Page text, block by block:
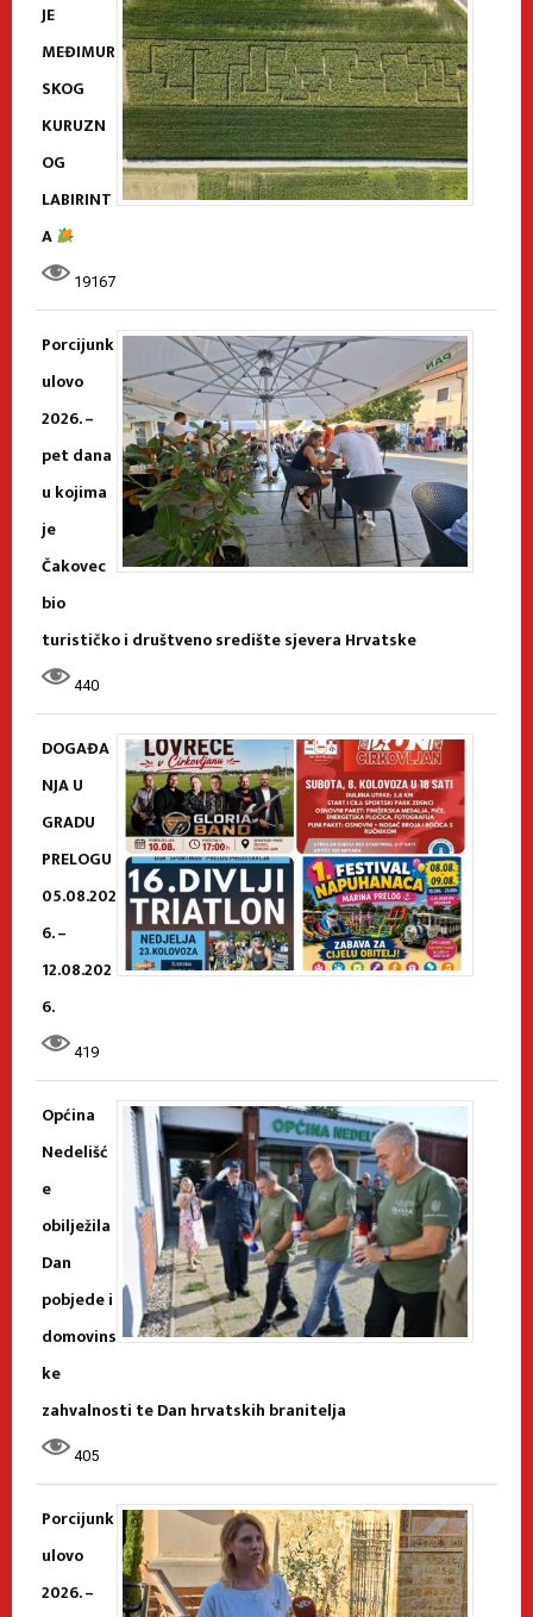
JE
MEĐIMUR
SKOG
KURUZN
OG
LABIRINT
A
19167
Porcijunk
ulovo
2026. –
pet dana
u kojima
je
Čakovec
bio
turističko i društveno središte sjevera Hrvatske
440
DOGAĐA
NJA U
GRADU
PRELOGU
05.08.202
6. –
12.08.202
6.
419
Općina
Nedelišć
e
obilježila
Dan
pobjede i
domovins
ke
zahvalnosti te Dan hrvatskih branitelja
405
Porcijunk
ulovo
2026. –